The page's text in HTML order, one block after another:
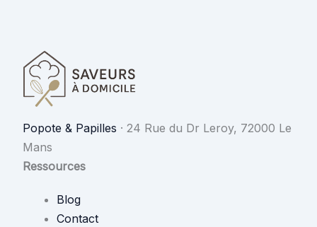
Popote & Papilles · 24 Rue du Dr Leroy, 72000 Le
Mans
Ressources
Blog
Contact